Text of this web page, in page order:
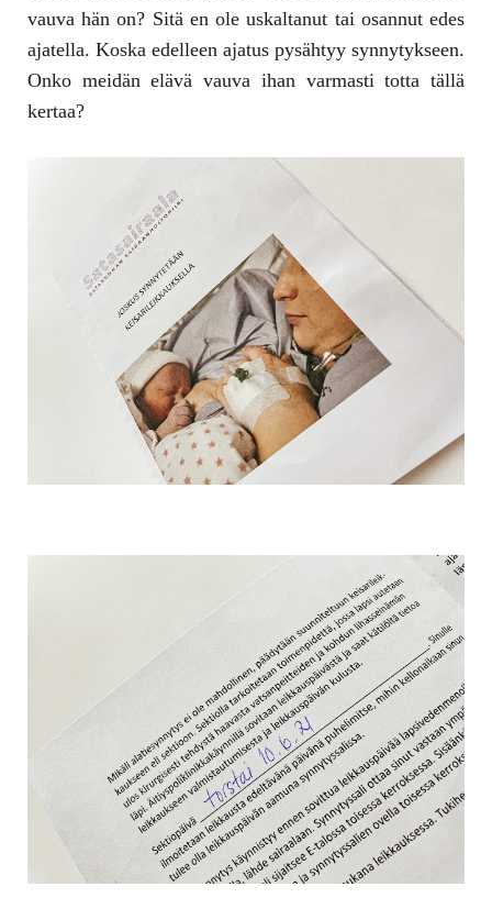
vauva hän on? Sitä en ole uskaltanut tai osannut edes
ajatella. Koska edelleen ajatus pysähtyy synnytykseen.
Onko meidän elävä vauva ihan varmasti totta tällä
kertaa?